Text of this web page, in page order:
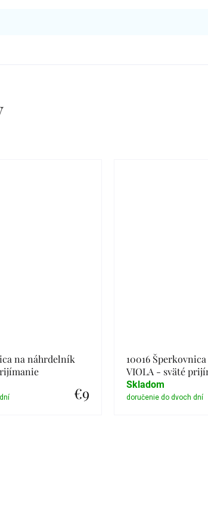
na náhrdelník
€9
10016
VIOLA - sväté
Skladom